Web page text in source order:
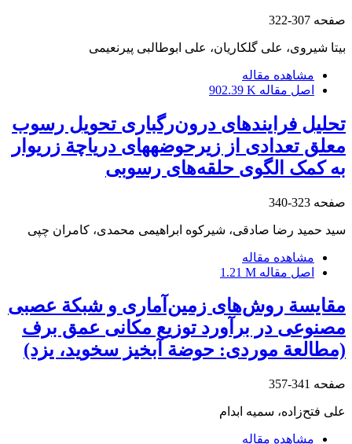
صفحه 307-322
بیتا شیروی، علی گلکاریان، علی ابوطالبی پیرنعیمی
مشاهده مقاله
اصل مقاله 902.39 K
تحلیل فرایندهای درون‌رگباری تحویل رسوب‏
معلق تعدادی از زیرحوضه‏های دریاچة زریوار
به کمک الگوی حلقه‌های رسوبی
صفحه 323-340
سید حمید رضا صادقی، شیرکوه ابراهیمی محمدی، کامران چپی
مشاهده مقاله
اصل مقاله 1.21 M
مقایسة روش‌های زمین‌آماری و شبکة عصبی
مصنوعی در برآورد توزیع مکانی عمق برف
(مطالعة موردی: حوضة آبخیز سخوید، یزد)
صفحه 341-357
علی فتح‌زاده، سمیه ابدام
مشاهده مقاله